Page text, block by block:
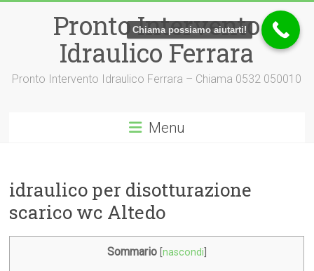
Pronto Intervento
Idraulico Ferrara
Pronto Intervento Idraulico Ferrara – Chiama 0532 050010
Menu
idraulico per disotturazione
scarico wc Altedo
Sommario nascondi
Chiama possiamo aiutarti!